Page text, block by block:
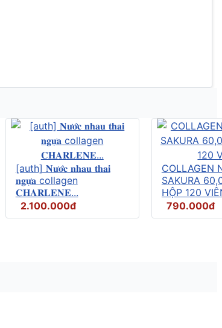
[auth] 𝐍𝐮̛𝐨̛́𝐜 𝐧𝐡𝐚𝐮 𝐭𝐡𝐚𝐢
𝐧𝐠𝐮̛̣𝐚 collagen
𝐂𝐇𝐀𝐑𝐋𝐄𝐍𝐄...
2.100.000đ
COLLAGEN
SAKURA
HỘP 120
790.000đ